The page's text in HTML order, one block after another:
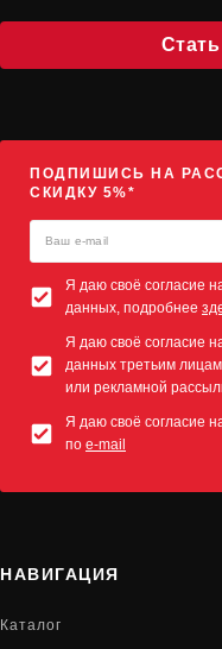
ПОДПИШИСЬ НА
СКИДКУ 5%*
Я даю своё согласие
данных, подробнее
Я даю своё согласие
данных третьим
или рекламной
Я даю своё согласие
по e-mail
НАВИГАЦИЯ
Каталог